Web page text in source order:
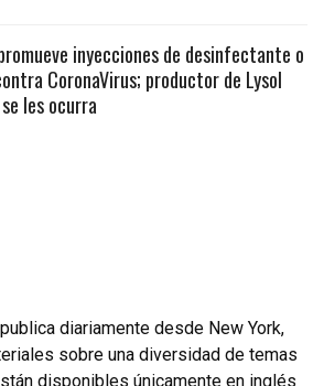
inyecciones de desinfectante o
CoronaVirus; productor de Lysol
les ocurra
diariamente desde New York,
sobre una diversidad de temas
disponibles únicamente en inglés